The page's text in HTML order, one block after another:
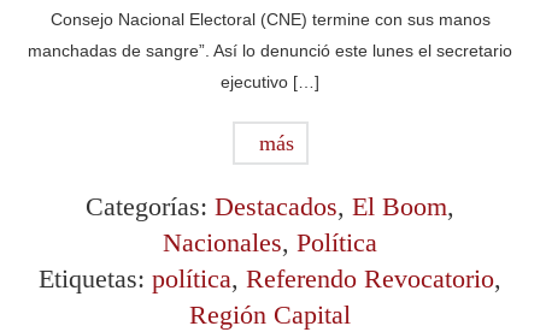
Consejo Nacional Electoral (CNE) termine con sus manos
manchadas de sangre”. Así lo denunció este lunes el secretario
ejecutivo […]
más
Categorías: Destacados, El Boom,
Nacionales, Política
Etiquetas: política, Referendo Revocatorio,
Región Capital